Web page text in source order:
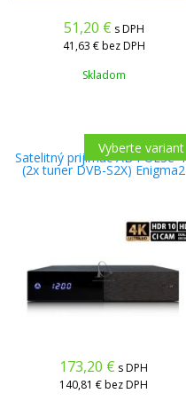
51,20 € s DPH
41,63 € bez DPH
Skladom
Satelitný prijimac AB PULSe 4K
(2x tuner DVB-S2X) Enigma2
173,20 € s DPH
140,81 €bez DPH
Vyberte variant